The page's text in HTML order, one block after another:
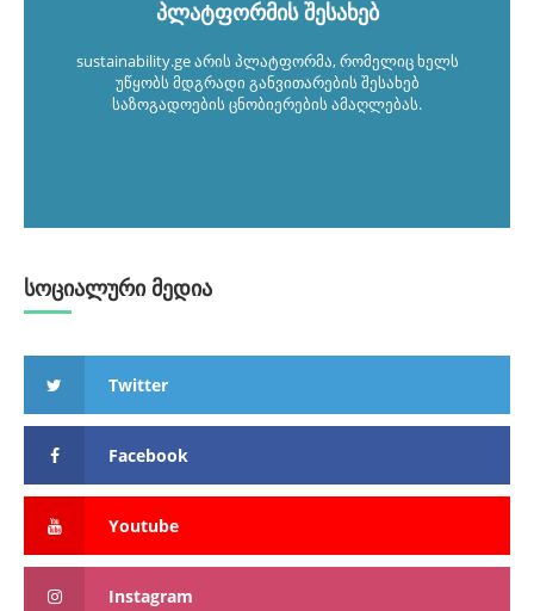
პლატფორმის შესახებ
sustainability.ge არის პლატფორმა, რომელიც ხელს
უწყობს მდგრადი განვითარების შესახებ
საზოგადოების ცნობიერების ამაღლებას.
სოციალური მედია
Twitter
Facebook
Youtube
Instagram